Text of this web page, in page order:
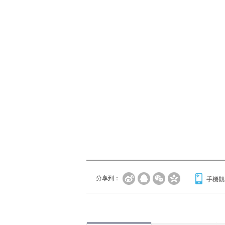
分享到： 手機